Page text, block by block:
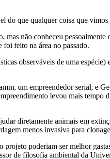
do que qualquer coisa que
não conheceu
foi feito na área no passado.
observáveis de uma
um empreendedor serial, e
levou mais
diretamente animais em
menos invasiva para
poderiam ser melhor
de filosofia ambiental da